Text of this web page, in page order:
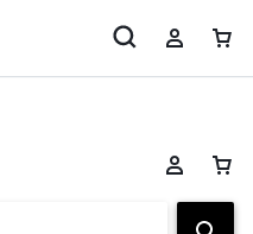
Şimdi Alışveriş Yap